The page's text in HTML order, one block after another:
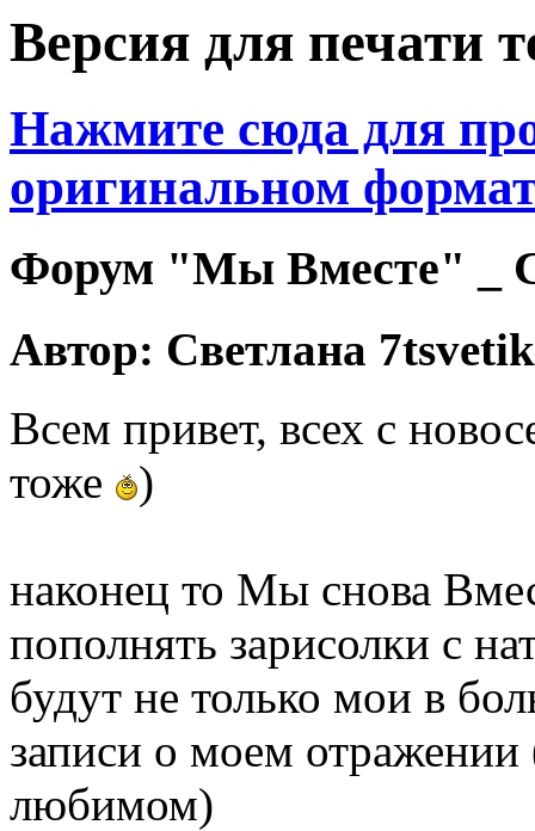
Версия для печати
Нажмите сюда для
оригинальном
Форум "Мы Вместе" _
Автор: Светлана
Всем привет, всех с
тоже
)
наконец то Мы снова
пополнять зарисолки с
будут не только мои в
записи о моем
любимом)